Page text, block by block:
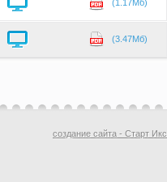
(1.17Мб)
(3.47Мб)
создание сайта - Старт Икс